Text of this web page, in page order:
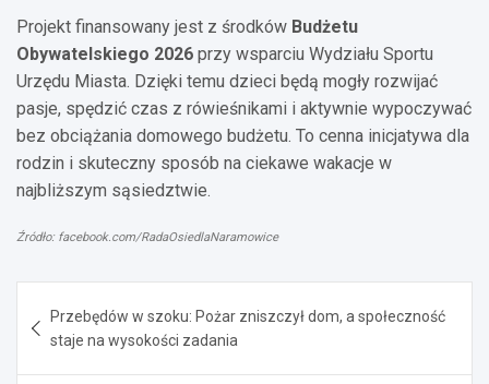
Projekt finansowany jest z środków Budżetu
Obywatelskiego 2026 przy wsparciu Wydziału Sportu
Urzędu Miasta. Dzięki temu dzieci będą mogły rozwijać
pasje, spędzić czas z rówieśnikami i aktywnie wypoczywać
bez obciążania domowego budżetu. To cenna inicjatywa dla
rodzin i skuteczny sposób na ciekawe wakacje w
najbliższym sąsiedztwie.
Źródło: facebook.com/RadaOsiedlaNaramowice
wpisu
Przebędów w szoku: Pożar zniszczył dom, a społeczność
staje na wysokości zadania